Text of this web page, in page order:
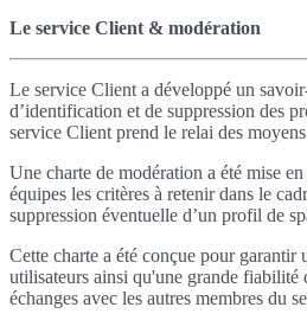
Le service Client & modération
Le service Client a développé un
d’identification et de suppression des
service Client prend le relai des
Une charte de modération a été mise
équipes les critères à retenir dans le
suppression éventuelle d’un profil de
Cette charte a été conçue pour
utilisateurs ainsi qu'une grande fiabilité
échanges avec les autres membres du